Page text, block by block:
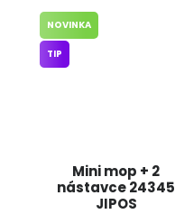
Mini mop + 2
nástavce 24345
JIPOS
NOVINKA
TIP